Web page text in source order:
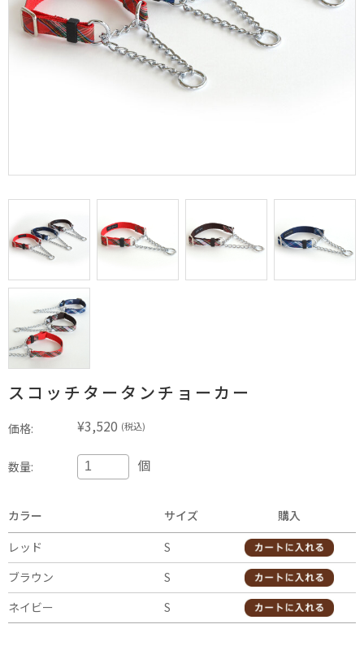
スコッチタータンチョーカー
価格: ¥3,520 (税込)
数量: 個
カラー サイズ
購入
レッド
S
ブラウン
S
ネイビー
S